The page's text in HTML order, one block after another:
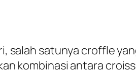
salah satunya croffle
kombinasi antara